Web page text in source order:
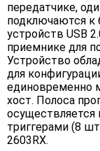
передатчике,
подключаются к
устройств USB
приемнике для
Устройство
для
единовременно
хост. Полоса
осуществляется
триггерами (8
2603RX.